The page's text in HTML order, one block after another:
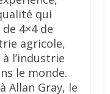
qui
4×4 de
agricole,
l’industrie
le monde.
Allan Gray, le